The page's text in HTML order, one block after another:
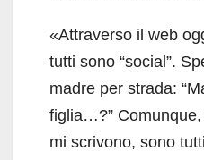
«Attraverso il web
tutti sono “social”.
madre per strada:
figlia…?”
mi scrivono, sono